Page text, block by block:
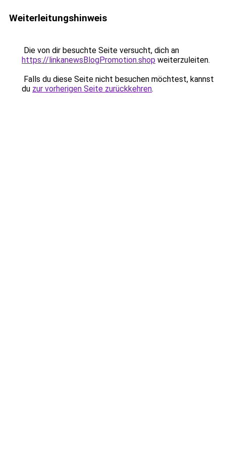
Weiterleitungshinweis
Die von dir besuchte Seite versucht, dich an
https://linkanewsBlogPromotion.shop weiterzuleiten.
Falls du diese Seite nicht besuchen möchtest, kannst
du zur vorherigen Seite zurückkehren.